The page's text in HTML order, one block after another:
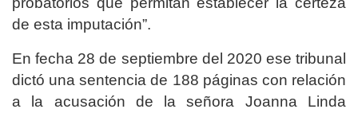
de esta imputación”.
En fecha 28 de septiembre del 2020 ese tribunal
dictó una sentencia de 188 páginas con relación
a la acusación de la señora Joanna Linda